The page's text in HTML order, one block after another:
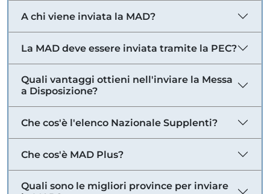
A chi viene inviata la MAD?
La MAD deve essere inviata tramite la PEC?
Quali vantaggi ottieni nell'inviare la Messa
a Disposizione?
Che cos'è l'elenco Nazionale Supplenti?
Che cos'è MAD Plus?
Quali sono le migliori province per inviare